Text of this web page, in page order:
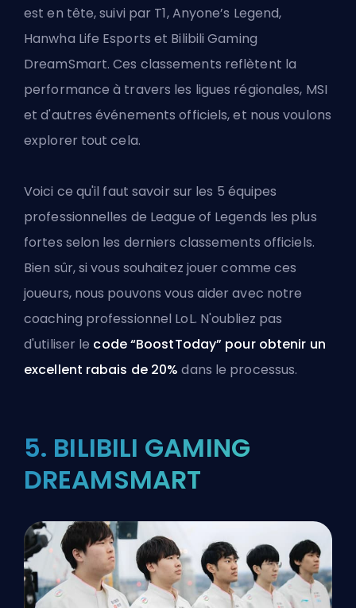
est en tête, suivi par T1, Anyone’s Legend,
Hanwha Life Esports et Bilibili Gaming
DreamSmart. Ces classements reflètent la
performance à travers les ligues régionales, MSI
et d'autres événements officiels, et nous voulons
explorer tout cela.
Voici ce qu'il faut savoir sur les 5 équipes
professionnelles de League of Legends les plus
fortes selon les derniers classements officiels.
Bien sûr, si vous souhaitez jouer comme ces
joueurs, nous pouvons vous aider avec notre
coaching professionnel LoL. N'oubliez pas
d'utiliser le code “BoostToday” pour obtenir un
excellent rabais de 20% dans le processus.
5. BILIBILI GAMING
DREAMSMART